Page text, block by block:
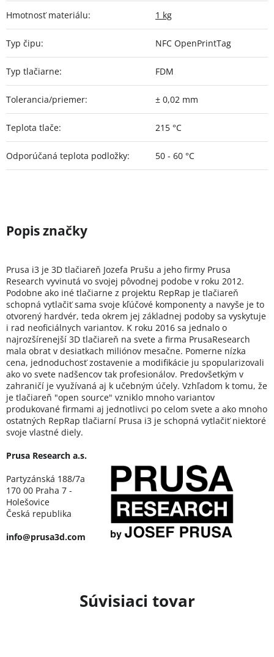
Súvisiaci tovar
Hmotnosť materiálu: 1 kg
Typ čipu: NFC OpenPrintTag
Typ tlačiarne: FDM
Tolerancia/priemer: ± 0,02 mm
Teplota tlače: 215 °C
Odporúčaná teplota podložky: 50 - 60 °C
Prusa i3 je 3D tlačiareň Jozefa Prušu a jeho firmy Prusa
Research vyvinutá vo svojej pôvodnej podobe v roku 2012.
Podobne ako iné tlačiarne z projektu RepRap je tlačiareň
schopná vytlačiť sama svoje kľúčové komponenty a navyše je to
otvorený hardvér, teda okrem jej základnej podoby sa vyskytuje
i rad neoficiálnych variantov. K roku 2016 sa jednalo o
najrozšírenejší 3D tlačiareň na svete a firma PrusaResearch
mala obrat v desiatkach miliónov mesačne. Pomerne nízka
cena, jednoduchosť zostavenie a modifikácie ju spopularizovali
ako vo svete nadšencov tak profesionálov. Predovšetkým v
zahraničí je využívaná aj k učebným účely. Vzhľadom k tomu, že
je tlačiareň "open source" vzniklo mnoho variantov
produkované firmami aj jednotlivci po celom svete a ako mnoho
ostatných RepRap tlačiarní Prusa i3 je schopná vytlačiť niektoré
svoje vlastné diely.
Prusa Research a.s.
Partyzánská 188/7a
170 00 Praha 7 -
Holešovice
Česká republika
info@prusa3d.com